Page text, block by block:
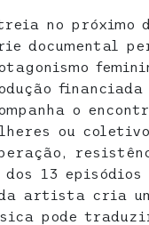
no próximo
documental
financiada
o
ou
dos 13
artista cria
pode